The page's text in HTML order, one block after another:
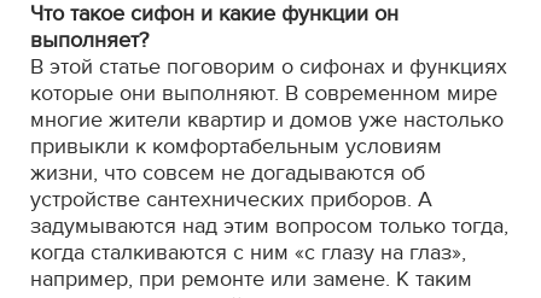
Что такое сифон и какие функции он
выполняет?
В этой статье поговорим о сифонах и функциях
которые они выполняют. В современном мире
многие жители квартир и домов уже настолько
привыкли к комфортабельным условиям
жизни, что совсем не догадываются об
устройстве сантехнических приборов. А
задумываются над этим вопросом только тогда,
когда сталкиваются с ним «с глазу на глаз»,
например, при ремонте или замене. К таким